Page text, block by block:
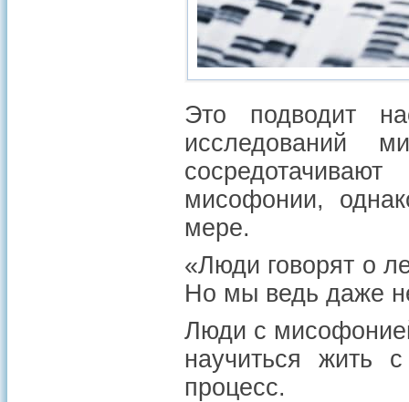
Это подводит
исследований
мисофонии,
мере.
«Люди говорят о
Но мы ведь даже
Люди с
научиться жить
процесс.